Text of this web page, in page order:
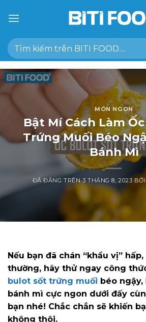
đến
dung
Tìm
kiếm:
MÓN NGON
Bật Mí Cách Làm
Trứng Muối Béo
Bánh Mì
ĐÃ ĐĂNG TRÊN3 THÁNG 8, 2023 BỞI
Nếu bạn đã chán “khẩu vị”
thường, hãy thử ngay công
bulot sốt trứng muối béo ngậy,
bánh mì cực ngon dưới đấy
bạn nhé! Chắc chắn sẽ khiến
không thôi.